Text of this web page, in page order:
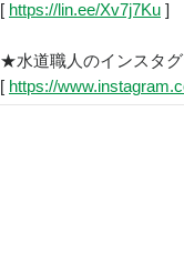
[ https://lin.ee/Xv7j7Ku ]
★水道職人のインスタグ
[ https://